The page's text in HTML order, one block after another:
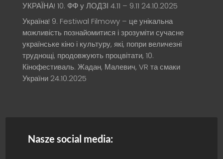
УКРАЇНА! 10. ФФ у ЛОДЗІ 4.11 – 9.11 24.10.2025
Україна! 9. Festiwal Filmowy – це унікальна
можливість познайомитися і зрозуміти сучасне
українське кіно і культуру, які, попри величезні
труднощі, продовжують процвітати, 10.
Кінофестиваль. Жадан, Малевич, VR та смаки
України 24.10.2025
Nasze social media: